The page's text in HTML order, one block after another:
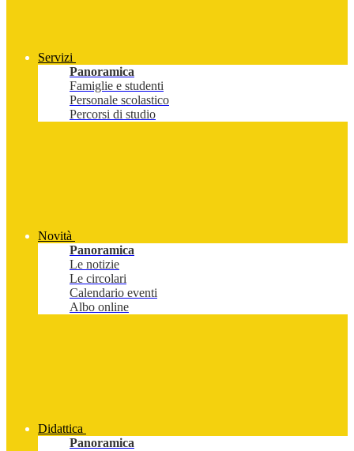
Servizi
Panoramica
Famiglie e studenti
Personale scolastico
Percorsi di studio
Novità
Panoramica
Le notizie
Le circolari
Calendario eventi
Albo online
Didattica
Panoramica